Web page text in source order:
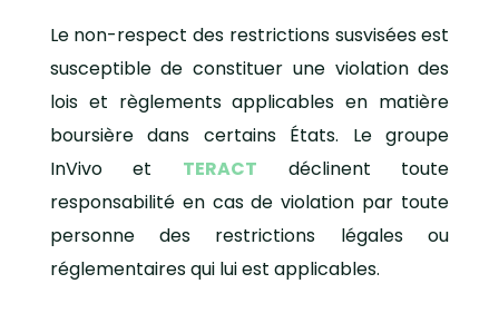
Le non-respect des restrictions susvisées est
susceptible de constituer une violation des
lois et règlements applicables en matière
boursière dans certains États. Le groupe
InVivo et TERACT déclinent toute
responsabilité en cas de violation par toute
personne des restrictions légales ou
réglementaires qui lui est applicables.